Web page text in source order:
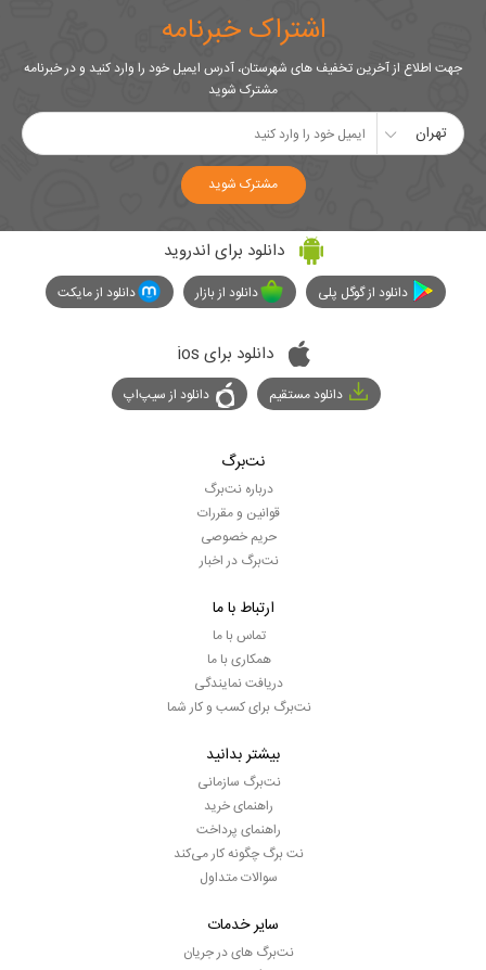
اشتراک خبرنامه
جهت اطلاع از آخرین تخفیف های شهرستان، آدرس ایمیل خود را وارد کنید و در خبرنامه
مشترک شوید
تهران
مشترک شوید
دانلود برای اندروید
دانلود از گوگل پلی دانلود از بازار دانلود از مایکت
دانلود برای ios
دانلود مستقیم دانلود از سیپ‌اپ
نت‌برگ
درباره نت‌برگ
قوانین و مقررات
حریم خصوصی
نت‌برگ در اخبار
ارتباط با ما
تماس با ما
همکاری با ما
دریافت نمایندگی
نت‌برگ برای کسب و کار شما
بیشتر بدانید
نت‌برگ سازمانی
راهنمای خرید
راهنمای پرداخت
نت برگ چگونه کار می‌کند
سوالات متداول
سایر خدمات
نت‌برگ های در جریان